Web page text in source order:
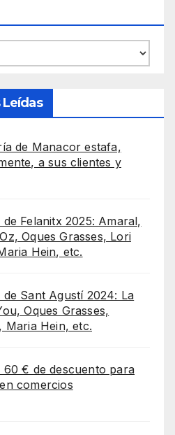
Leídas
de Manacor estafa,
a sus clientes y
de Felanitx 2025: Amaral,
Oques Grasses, Lori
Hein, etc.
de Sant Agustí 2024: La
Oques Grasses,
Maria Hein, etc.
60 € de descuento para
comercios